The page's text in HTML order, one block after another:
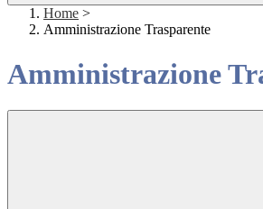
Home >
Amministrazione Trasparente
Amministrazione